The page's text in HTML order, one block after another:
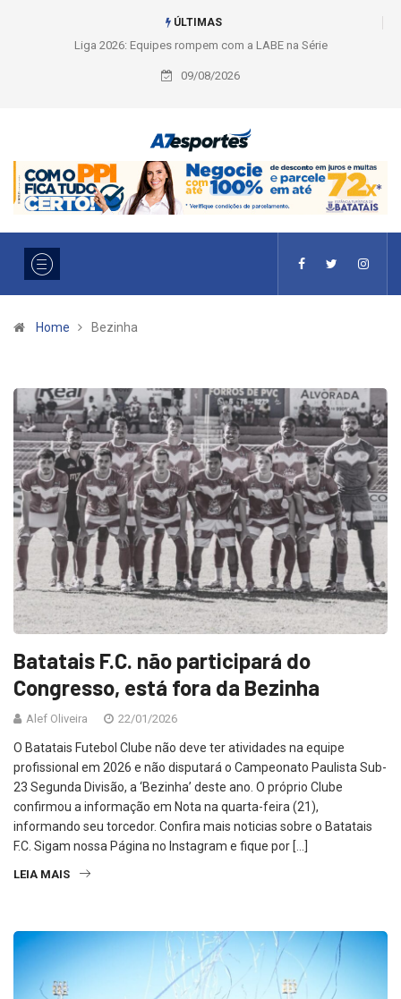
ÚLTIMAS
Liga 2026: Equipes rompem com a LABE na Série Ouro e entidade define
a 2° fase, times e formato
09/08/2026
Home Bezinha
Batatais F.C. não participará do
Congresso, está fora da Bezinha
Alef Oliveira 22/01/2026
O Batatais Futebol Clube não deve ter atividades na equipe
profissional em 2026 e não disputará o Campeonato Paulista Sub-
23 Segunda Divisão, a ‘Bezinha’ deste ano. O próprio Clube
confirmou a informação em Nota na quarta-feira (21),
informando seu torcedor. Confira mais noticias sobre o Batatais
F.C. Sigam nossa Página no Instagram e fique por […]
LEIA MAIS